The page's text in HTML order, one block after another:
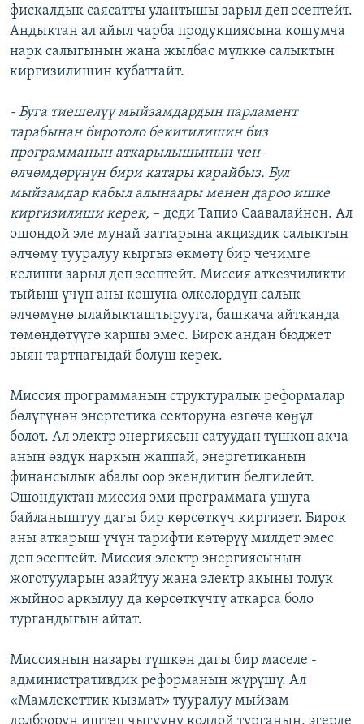
фискалдык саясатты улантышы зарыл деп эсептейт.
Андыктан ал айыл чарба продукциясына кошумча
нарк салыгынын жана жылбас мүлккө салыктын
киргизилишин кубаттайт.
- Буга тиешелүү мыйзамдардын парламент
тарабынан биротоло бекитилишин биз
программанын аткарылышынын чен-
өлчөмдөрүнүн бири катары карайбыз. Бул
мыйзамдар кабыл алынаары менен дароо ишке
киргизилиши керек, – деди Тапио Саавалайнен. Ал
ошондой эле мунай заттарына акциздик салыктын
өлчөмү тууралуу кыргыз өкмөтү бир чечимге
келиши зарыл деп эсептейт. Миссия аткезчиликти
тыйыш үчүн аны кошуна өлкөлөрдүн салык
өлчөмүнө ылайыкташтырууга, башкача айтканда
төмөндөтүүгө каршы эмес. Бирок андан бюджет
зыян тартпагыдай болуш керек.
Миссия программанын структуралык реформалар
бөлүгүнөн энергетика секторуна өзгөчө көӈүл
бөлөт. Ал электр энергиясын сатуудан түшкөн акча
анын өздүк наркын жаппай, энергетиканын
финансылык абалы оор экендигин белгилейт.
Ошондуктан миссия эми программага ушуга
байланыштуу дагы бир көрсөткүч киргизет. Бирок
аны аткарыш үчүн тарифти көтөрүү милдет эмес
деп эсептейт. Миссия электр энергиясынын
жоготууларын азайтуу жана электр акыны толук
жыйноо аркылуу да көрсөткүчтү аткарса боло
тургандыгын айтат.
Миссиянын назары түшкөн дагы бир маселе -
административдик реформанын жүрүшү. Ал
«Мамлекеттик кызмат» тууралуу мыйзам